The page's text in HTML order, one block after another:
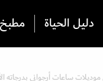
دليل الحياة مطبخ
ساعات أرجواني بدرجاته